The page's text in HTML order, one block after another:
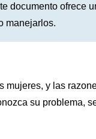
documento ofrece
manejarlos.
mujeres, y las
su problema,